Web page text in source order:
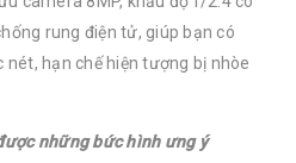
rung điện tử, giúp bạn có
hạn chế hiện tượng bị nhòe
những bức hình ưng ý